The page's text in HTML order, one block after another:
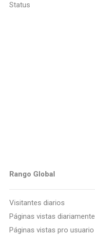
Status
Rango Global
Visitantes diarios
Páginas vistas diariamente
Páginas vistas pro usuario